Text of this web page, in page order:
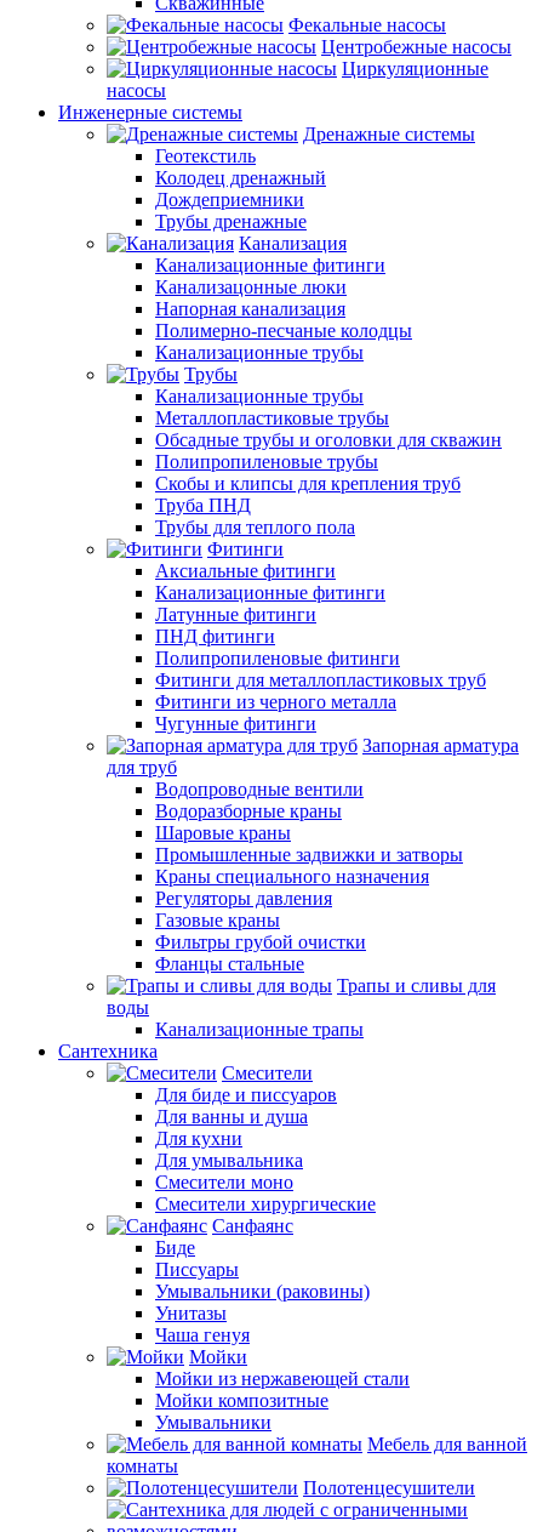
Фекальные насосы
Центробежные насосы
Циркуляционные
насосы
Инженерные системы
Дренажные системы
Геотекстиль
Колодец дренажный
Дождеприемники
Трубы дренажные
Канализация
Канализационные фитинги
Канализацонные люки
Напорная канализация
Полимерно-песчаные колодцы
Канализационные трубы
Трубы
Канализационные трубы
Металлопластиковые трубы
Обсадные трубы и оголовки для скважин
Полипропиленовые трубы
Скобы и клипсы для крепления труб
Труба ПНД
Трубы для теплого пола
Фитинги
Аксиальные фитинги
Канализационные фитинги
Латунные фитинги
ПНД фитинги
Полипропиленовые фитинги
Фитинги для металлопластиковых труб
Фитинги из черного металла
Чугунные фитинги
Запорная арматура
для труб
Водопроводные вентили
Водоразборные краны
Шаровые краны
Промышленные задвижки и затворы
Краны специального назначения
Регуляторы давления
Газовые краны
Фильтры грубой очистки
Фланцы стальные
Трапы и сливы для
воды
Канализационные трапы
Сантехника
Смесители
Для биде и писсуаров
Для ванны и душа
Для кухни
Для умывальника
Смесители моно
Смесители хирургические
Санфаянс
Биде
Писсуары
Умывальники (раковины)
Унитазы
Чаша генуя
Мойки
Мойки из нержавеющей стали
Мойки композитные
Умывальники
Мебель для ванной
комнаты
Полотенцесушители